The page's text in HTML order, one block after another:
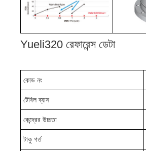
Yueli320 রেফারেন্স ডেটা
কোড নং
টেবিল ব্যাস
কেন্দ্রের উচ্চতা
টাকু গর্ত